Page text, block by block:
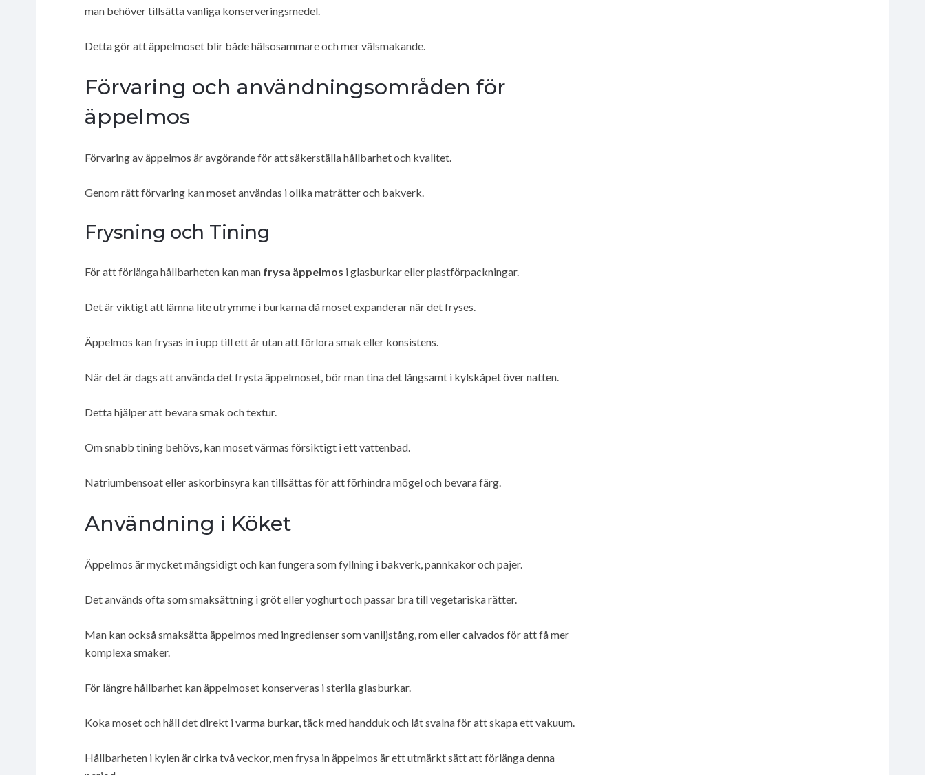
man behöver tillsätta vanliga konserveringsmedel.
Detta gör att äppelmoset blir både hälsosammare och mer välsmakande.
Förvaring och användningsområden för
äppelmos
Förvaring av äppelmos är avgörande för att säkerställa hållbarhet och kvalitet.
Genom rätt förvaring kan moset användas i olika maträtter och bakverk.
Frysning och Tining
För att förlänga hållbarheten kan man frysa äppelmos i glasburkar eller plastförpackningar.
Det är viktigt att lämna lite utrymme i burkarna då moset expanderar när det fryses.
Äppelmos kan frysas in i upp till ett år utan att förlora smak eller konsistens.
När det är dags att använda det frysta äppelmoset, bör man tina det långsamt i kylskåpet över natten.
Detta hjälper att bevara smak och textur.
Om snabb tining behövs, kan moset värmas försiktigt i ett vattenbad.
Natriumbensoat eller askorbinsyra kan tillsättas för att förhindra mögel och bevara färg.
Användning i Köket
Äppelmos är mycket mångsidigt och kan fungera som fyllning i bakverk, pannkakor och pajer.
Det används ofta som smaksättning i gröt eller yoghurt och passar bra till vegetariska rätter.
Man kan också smaksätta äppelmos med ingredienser som vaniljstång, rom eller calvados för att få mer
komplexa smaker.
För längre hållbarhet kan äppelmoset konserveras i sterila glasburkar.
Koka moset och häll det direkt i varma burkar, täck med handduk och låt svalna för att skapa ett vakuum.
Hållbarheten i kylen är cirka två veckor, men frysa in äppelmos är ett utmärkt sätt att förlänga denna